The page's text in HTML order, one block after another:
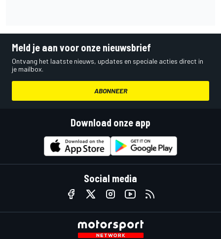
Meld je aan voor onze nieuwsbrief
Ontvang het laatste nieuws, updates en speciale acties direct in
je mailbox.
ABONNEER
Download onze app
Social media